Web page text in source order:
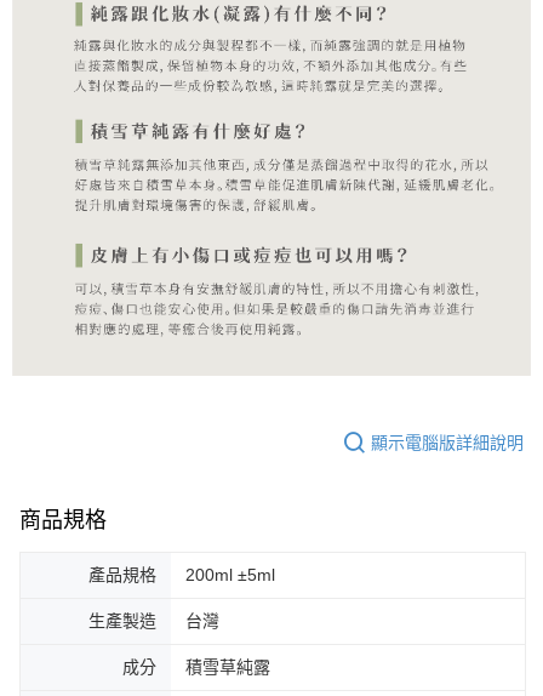
顯示電腦版詳細說明
商品規格
產品規格 200ml ±5ml
生產製造 台灣
成分 積雪草純露